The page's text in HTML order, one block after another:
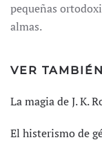
pequeñas
almas.
VER TAMBIÉN
La magia de J. K.
El histerismo de